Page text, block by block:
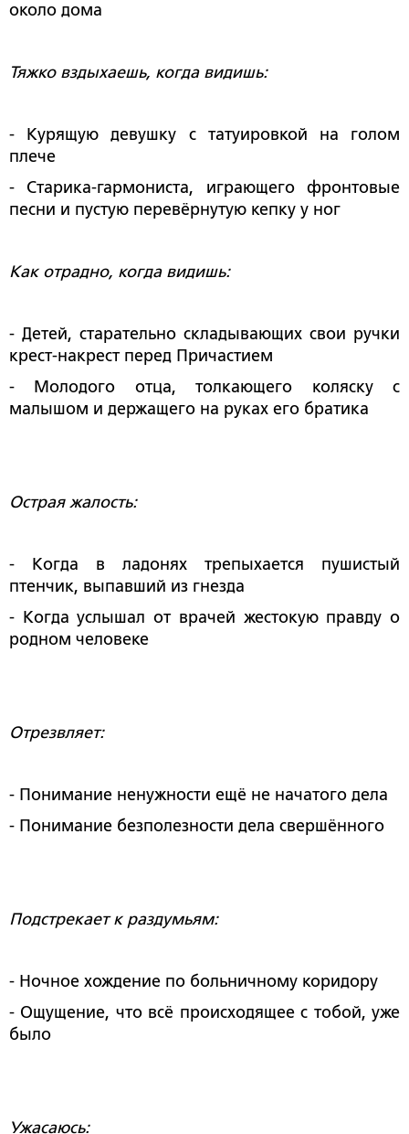
около дома
Тяжко вздыхаешь, когда видишь:
- Курящую девушку с татуировкой на голом
плече
- Старика-гармониста, играющего фронтовые
песни и пустую перевёрнутую кепку у ног
Как отрадно, когда видишь:
- Детей, старательно складывающих свои ручки
крест-накрест перед Причастием
- Молодого отца, толкающего коляску с
малышом и держащего на руках его братика
Острая жалость:
- Когда в ладонях трепыхается пушистый
птенчик, выпавший из гнезда
- Когда услышал от врачей жестокую правду о
родном человеке
Отрезвляет:
- Понимание ненужности ещё не начатого дела
- Понимание безполезности дела свершённого
Подстрекает к раздумьям:
- Ночное хождение по больничному коридору
- Ощущение, что всё происходящее с тобой, уже
было
Ужасаюсь: